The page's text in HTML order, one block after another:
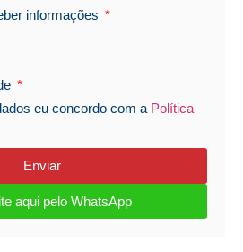
informações
eu concordo com a Política
Enviar
aqui pelo WhatsApp